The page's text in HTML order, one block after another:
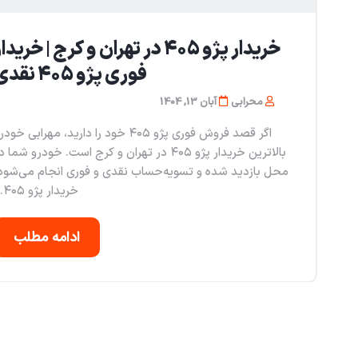
خریدار پژو ۴۰۵ در تهران و کرج |
فوری پژو ۴۰۵ نقدی
محرابی آبان 13, 1404
اگر قصد فروش فوری پژو ۴۰۵ خود را دارید، مهرابی
بالاترین خریدار پژو ۴۰۵ در تهران و کرج است. خودرو
محل بازدید شده و تسویه‌حساب نقدی و فوری انجام
خریدار پژو ۴۰۵...
ادامه مطلب